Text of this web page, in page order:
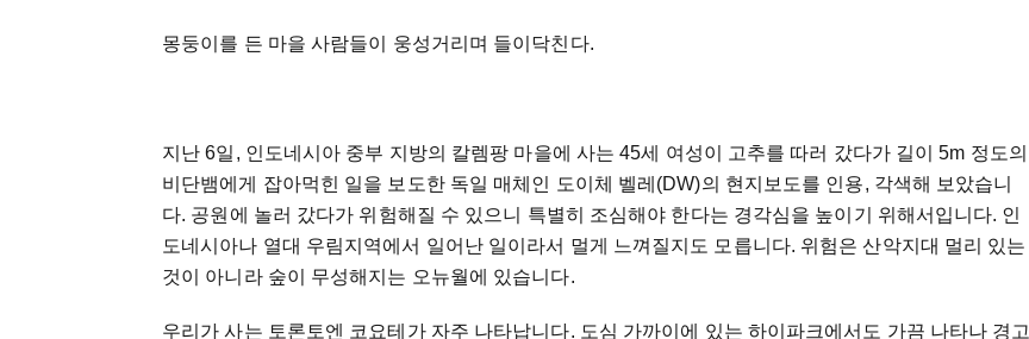
몽둥이를 든 마을 사람들이 웅성거리며 들이닥친다.
지난 6일, 인도네시아 중부 지방의 칼렘팡 마을에 사는 45세 여성이 고추를 따러 갔다가 길이 5m 정도의
비단뱀에게 잡아먹힌 일을 보도한 독일 매체인 도이체 벨레(DW)의 현지보도를 인용, 각색해 보았습니
다. 공원에 놀러 갔다가 위험해질 수 있으니 특별히 조심해야 한다는 경각심을 높이기 위해서입니다. 인
도네시아나 열대 우림지역에서 일어난 일이라서 멀게 느껴질지도 모릅니다. 위험은 산악지대 멀리 있는
것이 아니라 숲이 무성해지는 오뉴월에 있습니다.
우리가 사는 토론토엔 코요테가 자주 나타납니다. 도심 가까이에 있는 하이파크에서도 가끔 나타나 경고